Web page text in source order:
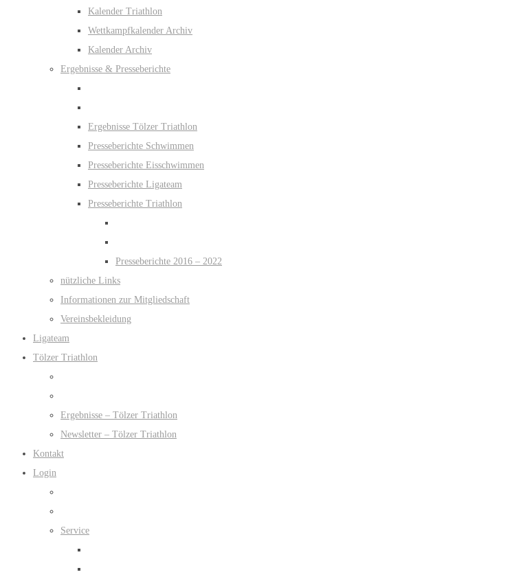
Kalender Triathlon
Wettkampfkalender Archiv
Kalender Archiv
Ergebnisse & Presseberichte
Ergebnisse Tölzer Triathlon
Presseberichte Schwimmen
Presseberichte Eisschwimmen
Presseberichte Ligateam
Presseberichte Triathlon
Presseberichte 2016 – 2022
nützliche Links
Informationen zur Mitgliedschaft
Vereinsbekleidung
Ligateam
Tölzer Triathlon
Ergebnisse – Tölzer Triathlon
Newsletter – Tölzer Triathlon
Kontakt
Login
Service